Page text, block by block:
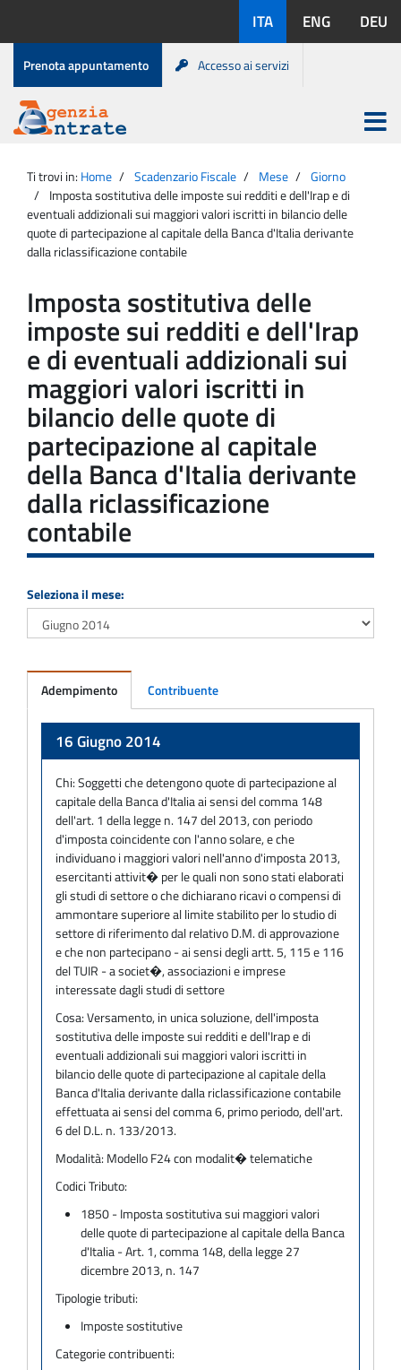
contenuto
disponibili:
ITA ENG DEU
Menu
di
servizio
Prenota appuntamento Accesso ai servizi
Agenzia
Entrate
Apri
menu
principale
Ti trovi in: Home Scadenzario Fiscale Mese
Giorno
Imposta sostitutiva delle imposte sui redditi e dell'Irap e di
eventuali addizionali sui maggiori valori iscritti in bilancio delle
quote di partecipazione al capitale della Banca d'Italia derivante
dalla riclassificazione contabile
Imposta sostitutiva delle
imposte sui redditi e dell'Irap
e di eventuali addizionali sui
maggiori valori iscritti in
bilancio delle quote di
partecipazione al capitale
della Banca d'Italia derivante
dalla riclassificazione
contabile
Seleziona il mese:
Adempimento Contribuente
16 Giugno 2014
Chi:Soggetti che detengono quote di partecipazione al
capitale della Banca d'Italia ai sensi del comma 148
dell'art. 1 della legge n. 147 del 2013, con periodo
d'imposta coincidente con l'anno solare, e che
individuano i maggiori valori nell'anno d'imposta 2013,
esercitanti attivit� per le quali non sono stati elaborati
gli studi di settore o che dichiarano ricavi o compensi di
ammontare superiore al limite stabilito per lo studio di
settore di riferimento dal relativo D.M. di approvazione
e che non partecipano - ai sensi degli artt. 5, 115 e 116
del TUIR - a societ�, associazioni e imprese
interessate dagli studi di settore
Cosa:Versamento, in unica soluzione, dell'imposta
sostitutiva delle imposte sui redditi e dell'Irap e di
eventuali addizionali sui maggiori valori iscritti in
bilancio delle quote di partecipazione al capitale della
Banca d'Italia derivante dalla riclassificazione contabile
effettuata ai sensi del comma 6, primo periodo, dell'art.
6 del D.L. n. 133/2013.
Modalità: Modello F24 con modalit� telematiche
Codici Tributo:
1850 - Imposta sostitutiva sui maggiori valori
delle quote di partecipazione al capitale della Banca
d'Italia - Art. 1, comma 148, della legge 27
dicembre 2013, n. 147
Tipologie tributi:
Imposte sostitutive
Categorie contribuenti: